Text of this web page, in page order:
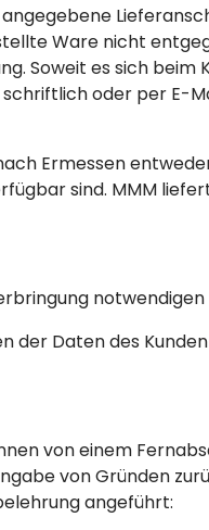
Ware nicht
Soweit es sich
oder per E-
Ermessen
sind. MMM
Daten des
von einem
von Gründen
angeführt: